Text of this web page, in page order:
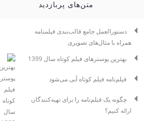
متن‌های پربازدید
دستورالعمل جامع قالب‌بندی فیلمنامه
همراه با مثال‌های تصویری
بهترین پوسترهای فیلم کوتاه سال 1399
فیلم‌نامه فیلم کوتاه آبی می‌شود
چگونه یک فیلم‌نامه را برای تهیه‌کنندگان
ارائه کنیم؟